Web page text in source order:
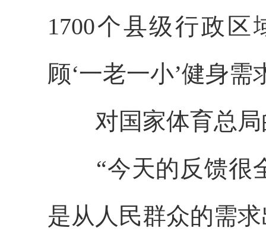
1700个县级行政
顾‘一老一小’健身
对国家体育总局
“今天的反馈很全
是从人民群众的需